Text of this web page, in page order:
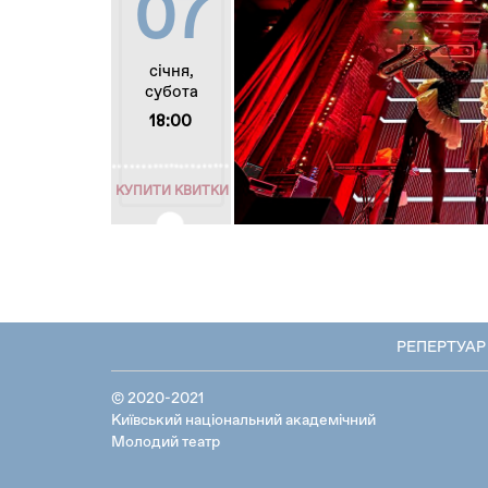
07
січня,
субота
18:00
КУПИТИ КВИТКИ
РЕПЕРТУАР
© 2020-2021
Київський національний академічний
Молодий театр